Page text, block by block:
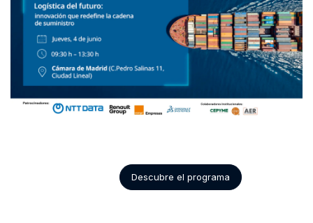
Descubre el programa